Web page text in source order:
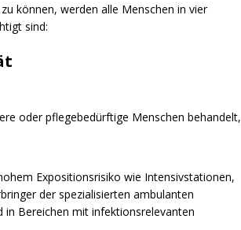
können, werden alle Menschen in vier
sind:
oder pflegebedürftige Menschen behandelt,
Expositionsrisiko wie Intensivstationen,
der spezialisierten ambulanten
in Bereichen mit infektionsrelevanten